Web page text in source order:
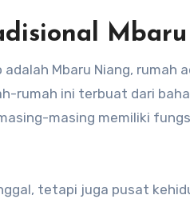
Mbaru Niang,
rumah ini terbuat dari
masing memiliki
tetapi juga pusat